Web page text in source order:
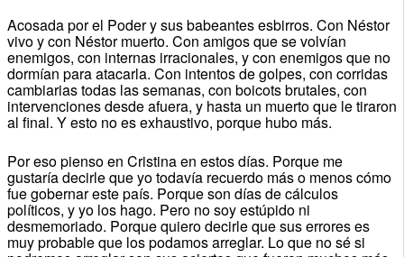
Acosada por el Poder y sus babeantes esbirros. Con Néstor
vivo y con Néstor muerto. Con amigos que se volvían
enemigos, con internas irracionales, y con enemigos que no
dormían para atacarla. Con intentos de golpes, con corridas
cambiarias todas las semanas, con boicots brutales, con
intervenciones desde afuera, y hasta un muerto que le tiraron
al final. Y esto no es exhaustivo, porque hubo más.
Por eso pienso en Cristina en estos días. Porque me
gustaría decirle que yo todavía recuerdo más o menos cómo
fue gobernar este país. Porque son días de cálculos
políticos, y yo los hago. Pero no soy estúpido ni
desmemoriado. Porque quiero decirle que sus errores es
muy probable que los podamos arreglar. Lo que no sé si